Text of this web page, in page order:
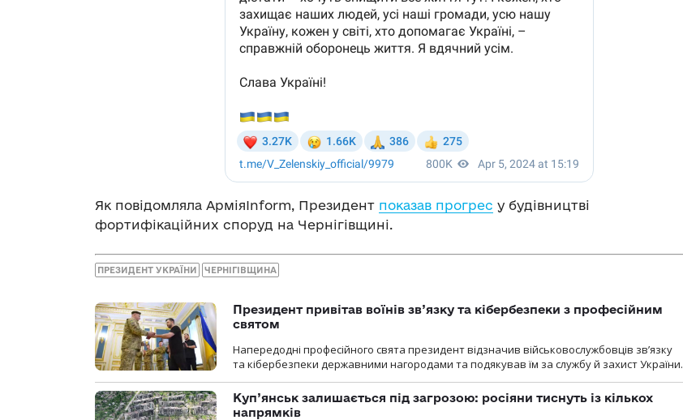
Як повідомляла АрміяInform, Президент показав прогрес у будівництві
фортифікаційних споруд на Чернігівщині.
ПРЕЗИДЕНТ УКРАЇНИ ЧЕРНІГІВЩИНА
Президент привітав воїнів зв’язку та кібербезпеки з професійним
святом
Напередодні професійного свята президент відзначив військовослужбовців зв’язку
та кібербезпеки державними нагородами та подякував їм за службу й захист України.
Куп’янськ залишається під загрозою: росіяни тиснуть із кількох
напрямків